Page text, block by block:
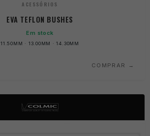
ACESSÓRIOS
EVA TEFLON BUSHES
Em stock
11.50MM · 13.00MM · 14.30MM
COMPRAR